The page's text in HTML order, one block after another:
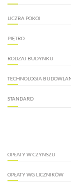
LICZBA POKOI
PIĘTRO
RODZAJ BUDYNKU
TECHNOLOGIA
STANDARD
OPŁATY W CZYNSZU
OPŁATY WG LICZNIKÓW